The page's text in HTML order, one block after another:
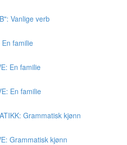
Vanlige verb
familie
En familie
En familie
Grammatisk kjønn
Grammatisk kjønn